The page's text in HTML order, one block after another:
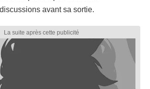
avant sa sortie.